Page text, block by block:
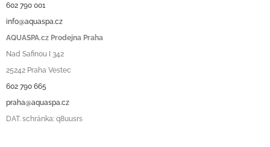
602 790 001
info@aquaspa.cz
AQUASPA.cz Prodejna Praha
Nad Safinou I 342
25242 Praha Vestec
602 790 665
praha@aquaspa.cz
DAT. schránka: q8uusrs